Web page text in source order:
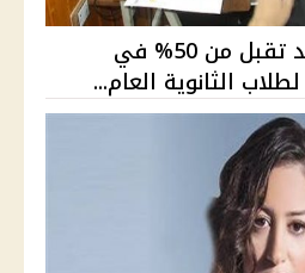
قائمة كليات ومعاهد تقبل من 50% في